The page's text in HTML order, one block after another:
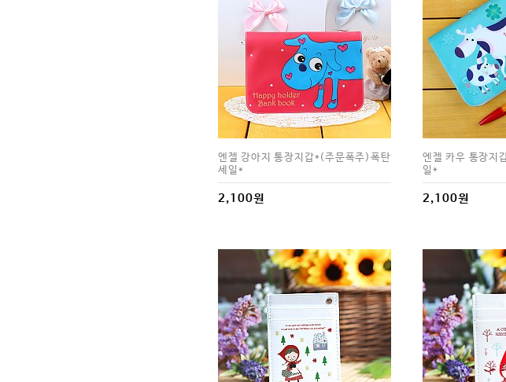
엔젤 강아지 통장지갑*(주문폭주)폭탄
세일*
2,100원
엔젤 카우 통장지
일*
2,100원